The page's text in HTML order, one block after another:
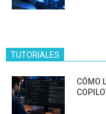
TUTORIALES
CÓMO